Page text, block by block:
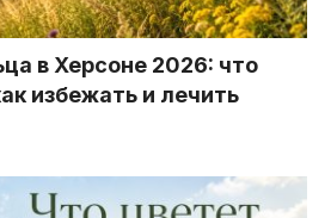
в Херсоне 2026: что
избежать и лечить